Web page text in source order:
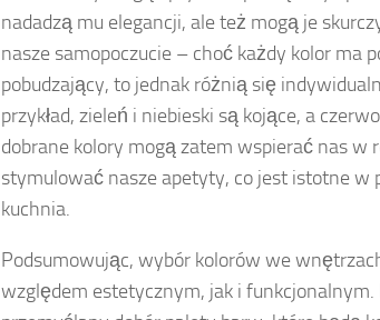
nadadzą mu elegancji, ale też mogą je
nasze samopoczucie – choć każdy kolor ma
pobudzający, to jednak różnią się
przykład, zieleń i niebieski są kojące, a
dobrane kolory mogą zatem wspierać nas w
stymulować nasze apetyty, co jest istotne w
kuchnia.
Podsumowując, wybór kolorów we
względem estetycznym, jak i